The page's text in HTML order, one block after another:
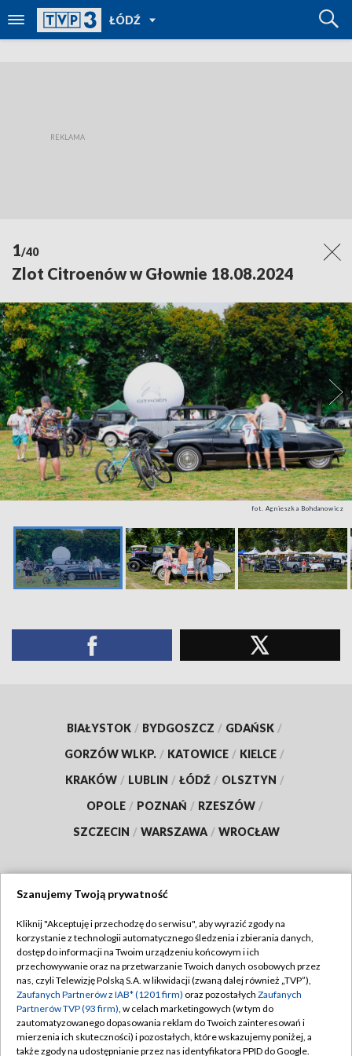
ŁÓDŹ
POWRÓT
DO
REGIONY
1/40
Zlot Citroenów w Głownie 18.08.2024
fot. Agnieszka Bohdanowicz
BIAŁYSTOK / BYDGOSZCZ / GDAŃSK /
GORZÓW WLKP. / KATOWICE / KIELCE /
KRAKÓW / LUBLIN / ŁÓDŹ / OLSZTYN /
OPOLE / POZNAŃ / RZESZÓW /
SZCZECIN / WARSZAWA / WROCŁAW
TVP
Abonament TVP
Emisja w TVP
Centrum informacji TVP
Naziemna Telewizja Cyfrowa
Regulamin TVP
Polityka prywatności
Moje zgody
Pomoc
Szanujemy Twoją prywatność
Kliknij "Akceptuję i przechodzę do serwisu", aby wyrazić zgody na
korzystanie z technologii automatycznego śledzenia i zbierania danych,
dostęp do informacji na Twoim urządzeniu końcowym i ich
przechowywanie oraz na przetwarzanie Twoich danych osobowych przez
nas, czyli Telewizję Polską S.A. w likwidacji (zwaną dalej również „TVP”),
Zaufanych Partnerów z IAB* (1201 firm) oraz pozostałych Zaufanych
Partnerów TVP (93 firm), w celach marketingowych (w tym do
zautomatyzowanego dopasowania reklam do Twoich zainteresowań i
mierzenia ich skuteczności) i pozostałych, które wskazujemy poniżej, a
także zgody na udostępnianie przez nas identyfikatora PPID do Google.